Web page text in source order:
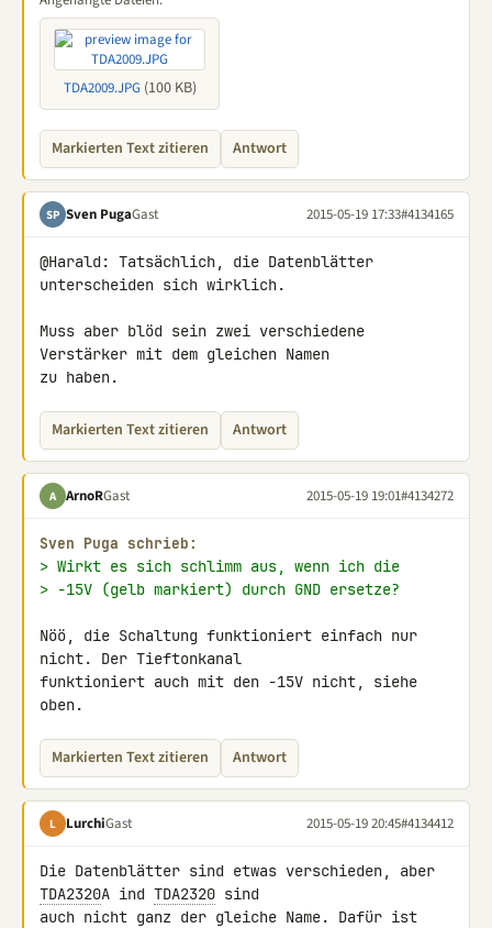
TDA2009.JPG(100 KB)
Markierten Text zitieren Antwort
SP Sven PugaGast 2015-05-19 17:33#4134165
@Harald: Tatsächlich, die Datenblätter
unterscheiden sich wirklich.
Muss aber blöd sein zwei verschiedene
Verstärker mit dem gleichen Namen
zu haben.
Markierten Text zitieren Antwort
A ArnoRGast 2015-05-19 19:01#4134272
Sven Puga schrieb:
> Wirkt es sich schlimm aus, wenn ich die
> -15V (gelb markiert) durch GND ersetze?
Nöö, die Schaltung funktioniert einfach nur
nicht. Der Tieftonkanal
funktioniert auch mit den -15V nicht, siehe
oben.
Markierten Text zitieren Antwort
L LurchiGast 2015-05-19 20:45#4134412
TDA2320A ind TDA2320 sind
auch nicht ganz der gleiche Name. Dafür ist